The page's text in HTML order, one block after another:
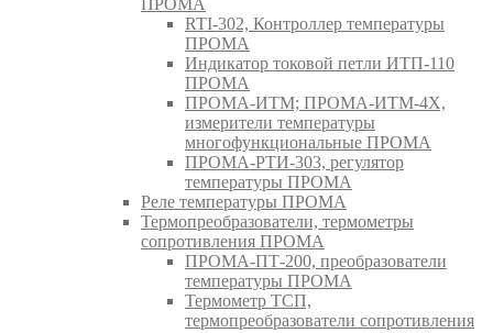
ПРОМА
RTI-302, Контроллер температуры
ПРОМА
Индикатор токовой петли ИТП-110
ПРОМА
ПРОМА-ИТМ; ПРОМА-ИТМ-4Х,
измерители температуры
многофункциональные ПРОМА
ПРОМА-РТИ-303, регулятор
температуры ПРОМА
Реле температуры ПРОМА
Термопреобразователи, термометры
сопротивления ПРОМА
ПРОМА-ПТ-200, преобразователи
температуры ПРОМА
Термометр ТСП,
термопреобразователи сопротивления